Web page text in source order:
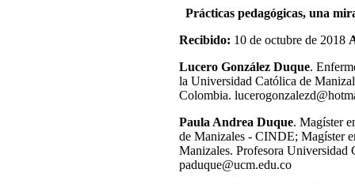
Prácticas pedagógicas, una
Recibido: 10 de octubre de 2018
Lucero González Duque.
la Universidad Católica de
Colombia.
Paula Andrea Duque. Magíster
de Manizales - CINDE; Magíster
Manizales. Profesora Universidad
paduque@ucm.edu.co